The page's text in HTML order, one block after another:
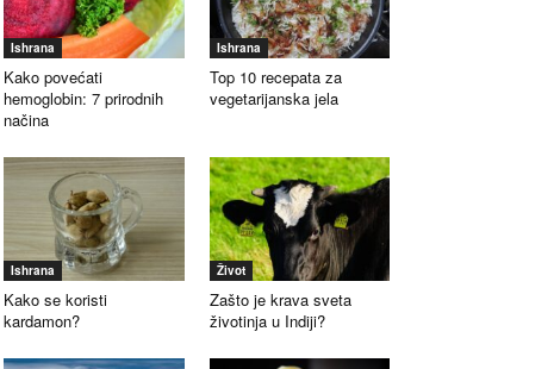
Ishrana
Kako povećati
hemoglobin: 7 prirodnih
načina
Ishrana
Top 10 recepata za
vegetarijanska jela
Ishrana
Kako se koristi
kardamon?
Život
Zašto je krava sveta
životinja u Indiji?